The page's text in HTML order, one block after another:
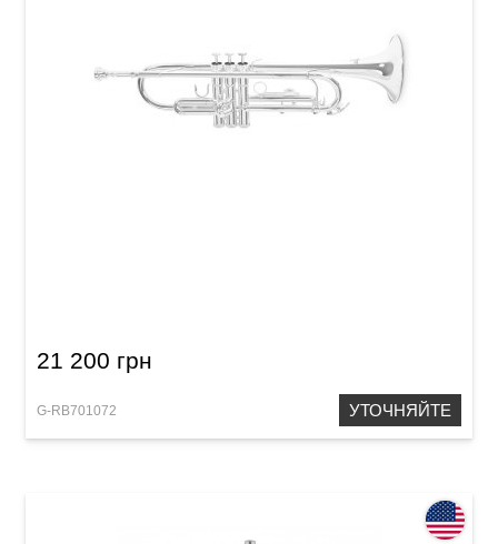
21 200 грн
G-RB701072 УТОЧНЯЙТЕ